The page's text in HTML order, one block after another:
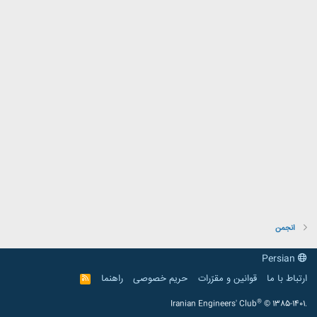
انجمن
ارتباط با ما
قوانین و مقرّرات حریم خصوصی راهنما
R
S
Iranian Engineers' Club® © 1385-1401.